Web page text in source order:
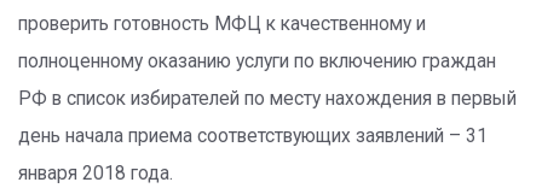
проверить готовность МФЦ к качественному и
полноценному оказанию услуги по включению граждан
РФ в список избирателей по месту нахождения в первый
день начала приема соответствующих заявлений – 31
января 2018 года.